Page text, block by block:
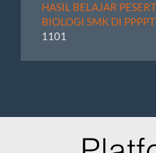
HASIL BELAJAR
BIOLOGI SMK DI
1101